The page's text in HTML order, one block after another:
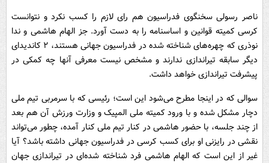
ناصر رسولی سخنگوی فدراسیون هم رای لازم را کسب نکرد و نتوانست
کرسی کمیته قوانین و اساسنامه را به دست آورد. جز الهام هاشمی و ندا
نوذری که چهره‌های شناخته شده در فدراسیون جهانی هستند، ۲ کاندیدای
دیگر سابقه تیراندازی ندارند و مشخص نیست معرفی آنها چه کمکی در
پیشرفت تیراندازی خواهد داشت.
سوالی که در اینجا مطرح می‌شود این است؛ رئیسی که با سرمربی تیم ملی
دچار مشکل شده و با ورود کمیته ملی المپیک و وزارت ورزش آن هم بعد
از چند جلسه، با حضور هاشمی در کنار تیم ملی کنار آمده، چطور می‌تواند
نقشی در رایزنی او برای کسب کرسی در فدراسیون جهانی داشته باشد؟ آیا
غیر از این است که الهام هاشمی فرد شناخته شده‌ای در تیراندازی جهان